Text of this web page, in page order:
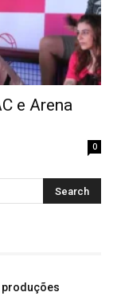
e Arena
0
produções